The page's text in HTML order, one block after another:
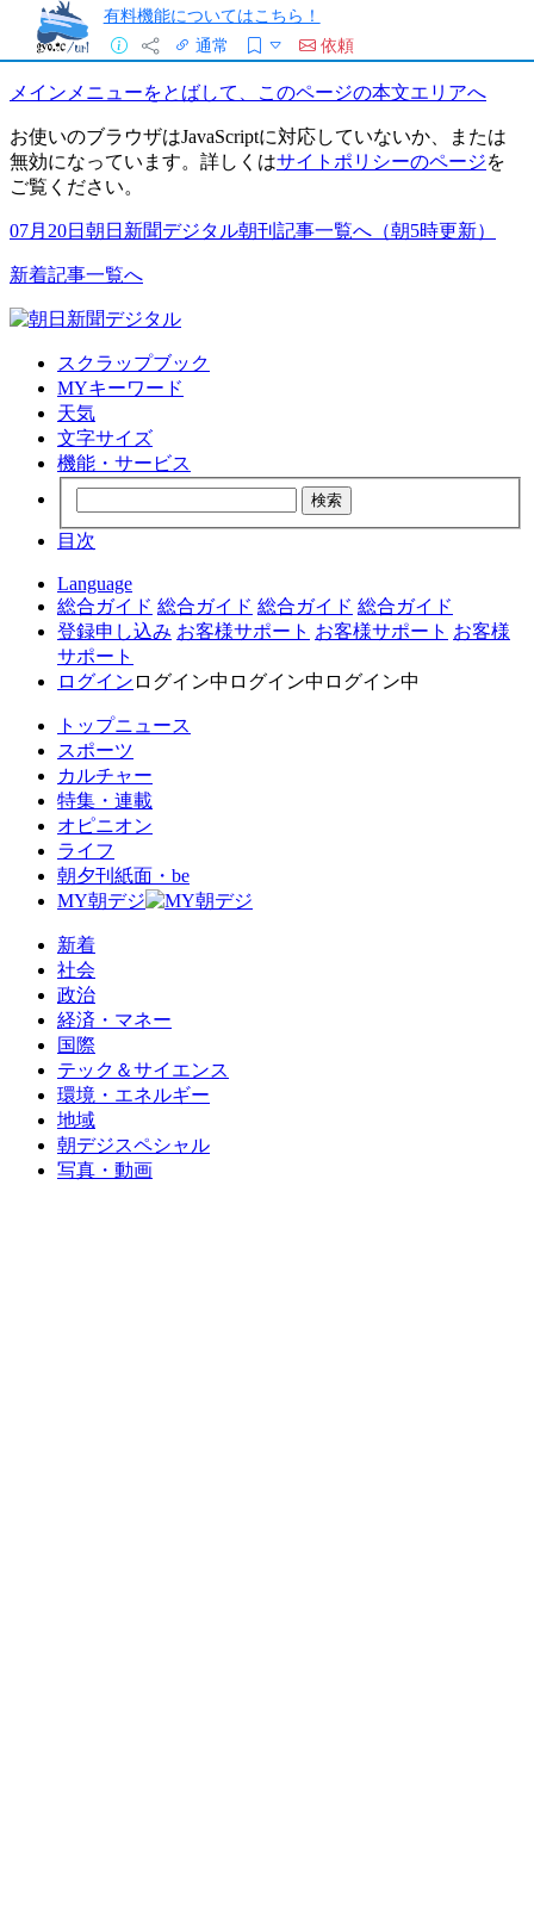
有料機能についてはこちら！
通常
依頼